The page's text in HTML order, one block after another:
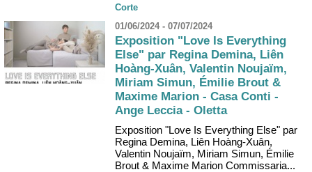
Corte
01/06/2024 - 07/07/2024
Exposition "Love Is Everything
Else" par Regina Demina, Liên
Hoàng-Xuân, Valentin Noujaïm,
Miriam Simun, Émilie Brout &
Maxime Marion - Casa Conti -
Ange Leccia - Oletta
Exposition "Love Is Everything Else" par
Regina Demina, Liên Hoàng-Xuân,
Valentin Noujaïm, Miriam Simun, Émilie
Brout & Maxime Marion Commissaria...